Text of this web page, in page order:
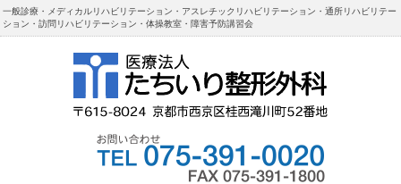
一般診療・メディカルリハビリテーション・アスレチックリハビリテーション・通所リハビリテー
ション・訪問リハビリテーション・体操教室・障害予防講習会